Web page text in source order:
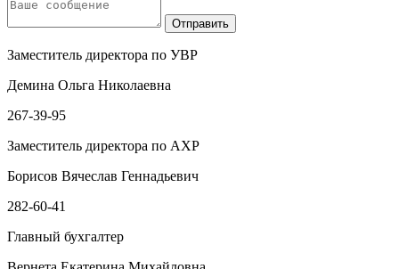
Заместитель директора по УВР
Демина Ольга Николаевна
267-39-95
Заместитель директора по АХР
Борисов Вячеслав Геннадьевич
282-60-41
Главный бухгалтер